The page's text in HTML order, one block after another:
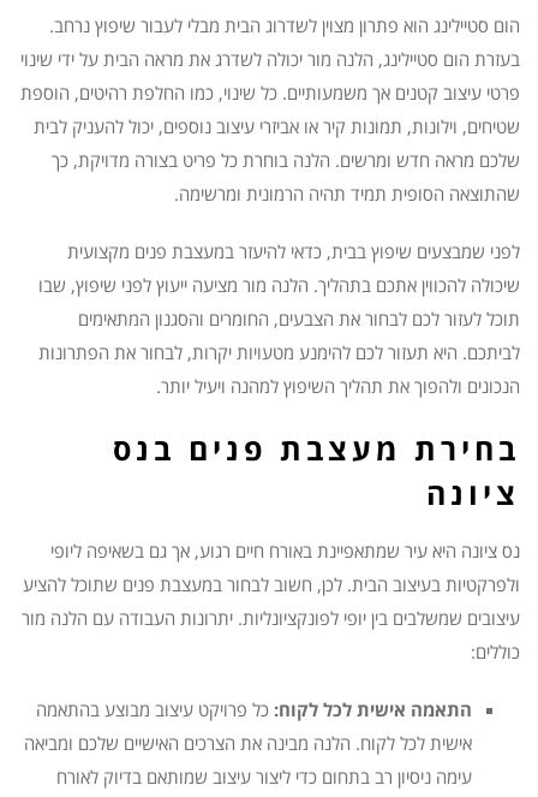
הום סטיילינג הוא פתרון מצוין לשדרוג הבית מבלי לעבור שיפוץ נרחב.
בעזרת הום סטיילינג, הלנה מור יכולה לשדרג את מראה הבית על ידי שינוי
פרטי עיצוב קטנים אך משמעותיים. כל שינוי, כמו החלפת רהיטים, הוספת
שטיחים, וילונות, תמונות קיר או אביזרי עיצוב נוספים, יכול להעניק לבית
שלכם מראה חדש ומרשים. הלנה בוחרת כל פריט בצורה מדויקת, כך
שהתוצאה הסופית תמיד תהיה הרמונית ומרשימה.
לפני שמבצעים שיפוץ בבית, כדאי להיעזר במעצבת פנים מקצועית
שיכולה להכווין אתכם בתהליך. הלנה מור מציעה ייעוץ לפני שיפוץ, שבו
תוכל לעזור לכם לבחור את הצבעים, החומרים והסגנון המתאימים
לביתכם. היא תעזור לכם להימנע מטעויות יקרות, לבחור את הפתרונות
הנכונים ולהפוך את תהליך השיפוץ למהנה ויעיל יותר.
בחירת מעצבת פנים בנס
ציונה
נס ציונה היא עיר שמתאפיינת באורח חיים רגוע, אך גם בשאיפה ליופי
ולפרקטיות בעיצוב הבית. לכן, חשוב לבחור במעצבת פנים שתוכל להציע
עיצובים שמשלבים בין יופי לפונקציונליות. יתרונות העבודה עם הלנה מור
כוללים:
התאמה אישית לכל לקוח: כל פרויקט עיצוב מבוצע בהתאמה
אישית לכל לקוח. הלנה מבינה את הצרכים האישיים שלכם ומביאה
עימה ניסיון רב בתחום כדי ליצור עיצוב שמותאם בדיוק לאורח